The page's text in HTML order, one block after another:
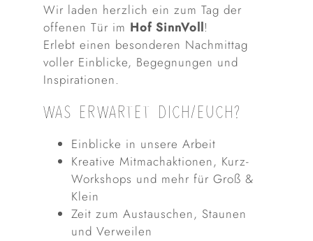
Wir laden herzlich ein zum Tag der
offenen Tür im Hof SinnVoll!
Erlebt einen besonderen Nachmittag
voller Einblicke, Begegnungen und
Inspirationen.
WAS ERWARTET DICH/EUCH?
Einblicke in unsere Arbeit
Kreative Mitmachaktionen, Kurz-
Workshops und mehr für Groß &
Klein
Zeit zum Austauschen, Staunen
und Verweilen